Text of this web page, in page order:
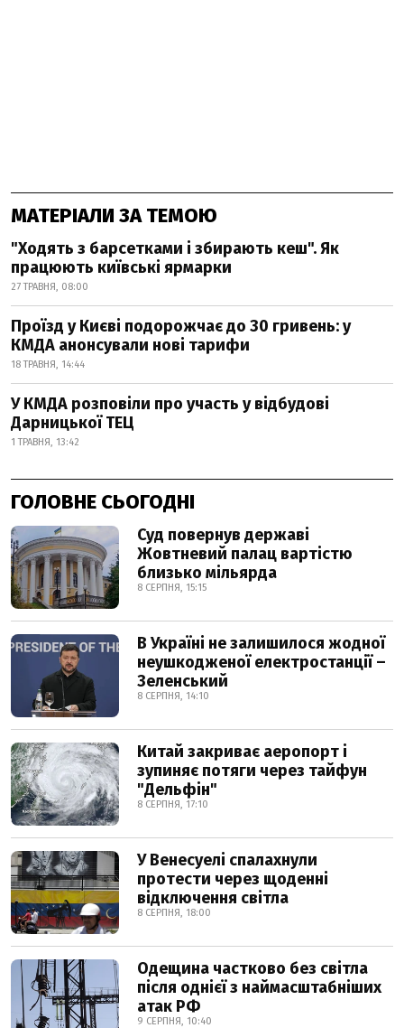
МАТЕРІАЛИ ЗА ТЕМОЮ
"Ходять з барсетками і збирають кеш". Як
працюють київські ярмарки
27 ТРАВНЯ, 08:00
Проїзд у Києві подорожчає до 30 гривень: у
КМДА анонсували нові тарифи
18 ТРАВНЯ, 14:44
У КМДА розповіли про участь у відбудові
Дарницької ТЕЦ
1 ТРАВНЯ, 13:42
ГОЛОВНЕ СЬОГОДНІ
Суд повернув державі
Жовтневий палац вартістю
близько мільярда
8 СЕРПНЯ, 15:15
В Україні не залишилося жодної
неушкодженої електростанції –
Зеленський
8 СЕРПНЯ, 14:10
Китай закриває аеропорт і
зупиняє потяги через тайфун
"Дельфін"
8 СЕРПНЯ, 17:10
У Венесуелі спалахнули
протести через щоденні
відключення світла
8 СЕРПНЯ, 18:00
Одещина частково без світла
після однієї з наймасштабніших
атак РФ
9 СЕРПНЯ, 10:40